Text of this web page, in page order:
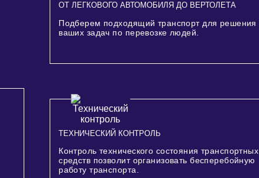
ОТ ЛЕГКОВОГО АВТОМОБИЛЯ ДО ВЕРТОЛЕТА
Подберем подходящий транспорт для решения
ваших задач по перевозке людей.
ТЕХНИЧЕСКИЙ КОНТРОЛЬ
Контроль технического состояния транспортных
средств позволит организовать бесперебойную
работу транспорта.